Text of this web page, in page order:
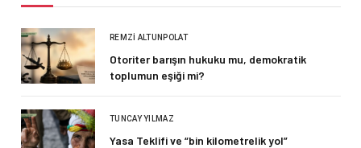
REMZI ALTUNPOLAT
Otoriter barışın hukuku mu, demokratik
toplumun eşiği mi?
TUNCAY YILMAZ
Yasa Teklifi ve “bin kilometrelik yol”